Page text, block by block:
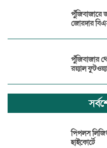
পুঁজিবাজারে
জোরদার
পুঁজিবাজার
রয়্যাল
পিপলস
হাইকোর্টে